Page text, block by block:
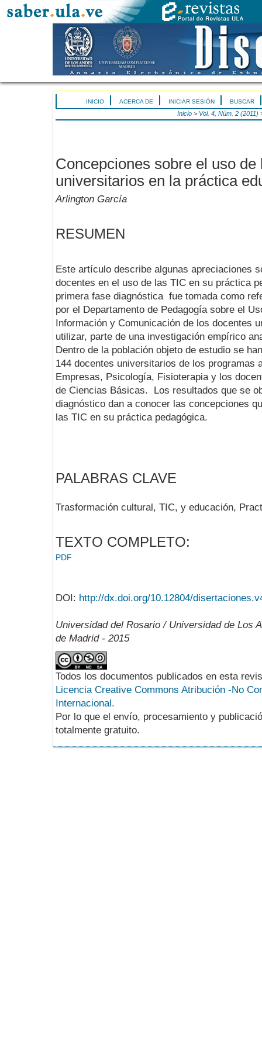
INICIO ACERCA DE INICIAR SESIÓN BUSCAR
Inicio> Vol. 4, Núm. 2 (2011)
Concepciones sobre el uso
universitarios en la práctica
Arlington García
RESUMEN
Este artículo describe algunas apreciaciones
docentes en el uso de las TIC en su práctica
primera fase diagnóstica fue tomada como
por el Departamento de Pedagogía sobre el
Información y Comunicación de los docentes
utilizar, parte de una investigación empírico
Dentro de la población objeto de estudio se
144 docentes universitarios de los programas
Empresas, Psicología, Fisioterapia y los
de Ciencias Básicas. Los resultados que se
diagnóstico dan a conocer las concepciones
las TIC en su práctica pedagógica.
PALABRAS CLAVE
Trasformación cultural, TIC, y educación,
TEXTO COMPLETO:
PDF
DOI: http://dx.doi.org/10.12804/
Universidad del Rosario / Universidad de Los
de Madrid - 2015
Todos los documentos publicados en esta
Licencia Creative Commons Atribución -No
Internacional.
Por lo que el envío, procesamiento y
totalmente gratuito.